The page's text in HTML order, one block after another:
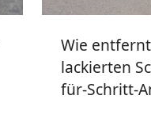
Wie
lackierten
für-Schritt-